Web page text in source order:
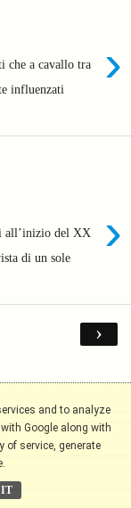
›
che a cavallo tra
influenzati
›
all’inizio del XX
di un sole
›
and to analyze
Google along with
of service, generate
IT